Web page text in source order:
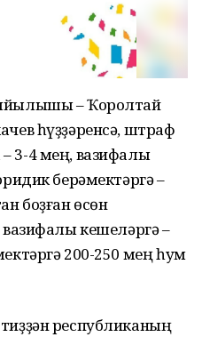
– Ҡоролтай
һүҙҙәренсә, штраф
3-4 мең, вазифалы
берәмектәргә –
боҙған өсөн
кешеләргә –
200-250 мең һум
республиканың